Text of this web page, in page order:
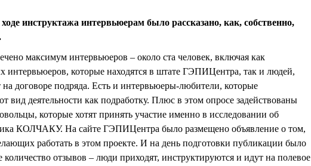
инструктажа интервьюерам было рассказано, как, собственно,
максимум интервьюеров – около ста человек, включая как
интервьюеров, которые находятся в штате ГЭПИЦентра, так и людей,
на договоре подряда. Есть и интервьюеры-любители, которые
вид деятельности как подработку. Плюс в этом опросе задействованы
которые хотят принять участие именно в исследовании об
КОЛЧАКУ. На сайте ГЭПИЦентра было размещено объявление о том,
работать в этом проекте. И на день подготовки публикации было
отзывов – люди приходят, инструктируются и идут на полевое